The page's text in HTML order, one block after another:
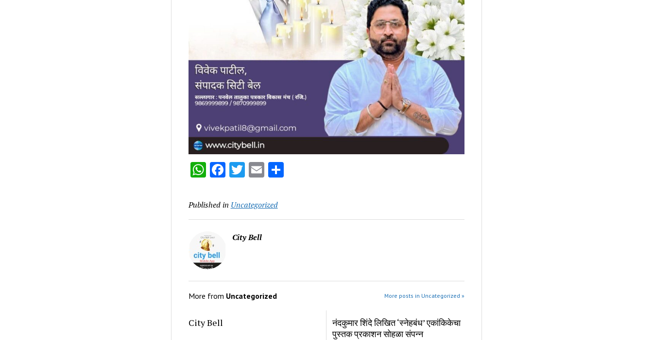
WhatsApp
Facebook
Twitter
EmailShare
Published in Uncategorized
City Bell
More from Uncategorized More posts in Uncategorized »
City Bell
नंदकुमार शिंदे लिखित ‘स्नेहबंध’ एकांकिकेचा
पुस्तक प्रकाशन सोहळा संपन्न